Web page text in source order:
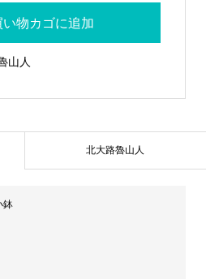
い物カゴに追加
山人
北大路魯山人
鉢